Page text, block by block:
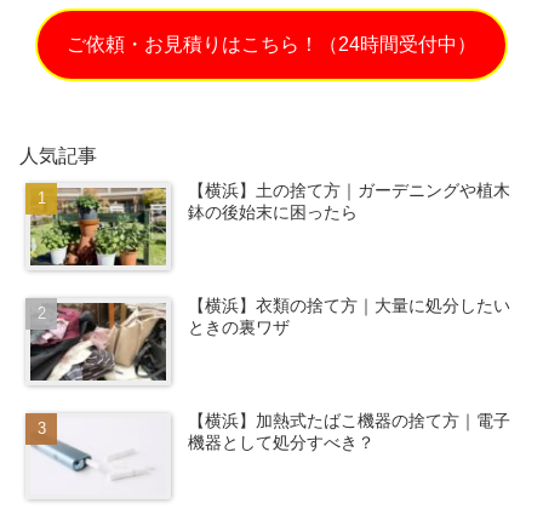
ご依頼・お見積りはこちら！（24時間受付中）
人気記事
【横浜】土の捨て方｜ガーデニングや植木
鉢の後始末に困ったら
【横浜】衣類の捨て方｜大量に処分したい
ときの裏ワザ
【横浜】加熱式たばこ機器の捨て方｜電子
機器として処分すべき？